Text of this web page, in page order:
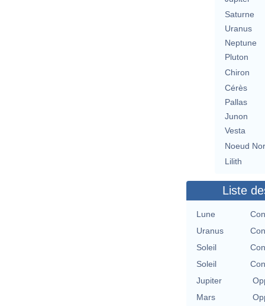
Saturne
Uranus
Neptune
Pluton
Chiron
Cérès
Pallas
Junon
Vesta
Noeud
Lilith
Liste
Lune
Uranus
Soleil
Soleil
Jupiter
Mars